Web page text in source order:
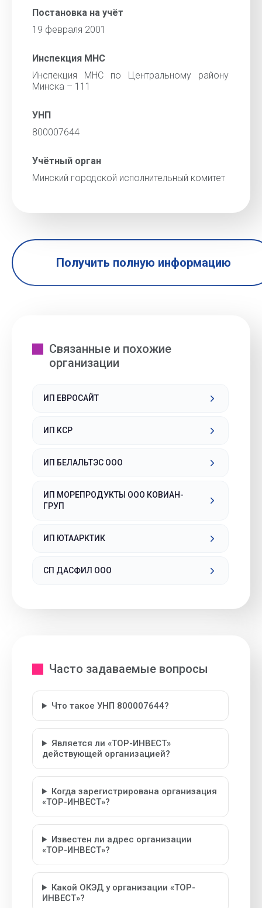
Постановка на учёт
19 февраля 2001
Инспекция МНС
Инспекция МНС по Центральному району
Минска – 111
УНП
800007644
Учётный орган
Минский городской исполнительный комитет
Получить полную информацию
Связанные и похожие
организации
ИП ЕВРОСАЙТ
ИП КСР
ИП БЕЛАЛЬТЭС ООО
ИП МОРЕПРОДУКТЫ ООО КОВИАН-
ГРУП
ИП ЮТААРКТИК
СП ДАСФИЛ ООО
Часто задаваемые вопросы
Что такое УНП 800007644?
Является ли «ТОР-ИНВЕСТ»
действующей организацией?
Когда зарегистрирована организация
«ТОР-ИНВЕСТ»?
Известен ли адрес организации
«ТОР-ИНВЕСТ»?
Какой ОКЭД у организации «ТОР-
ИНВЕСТ»?